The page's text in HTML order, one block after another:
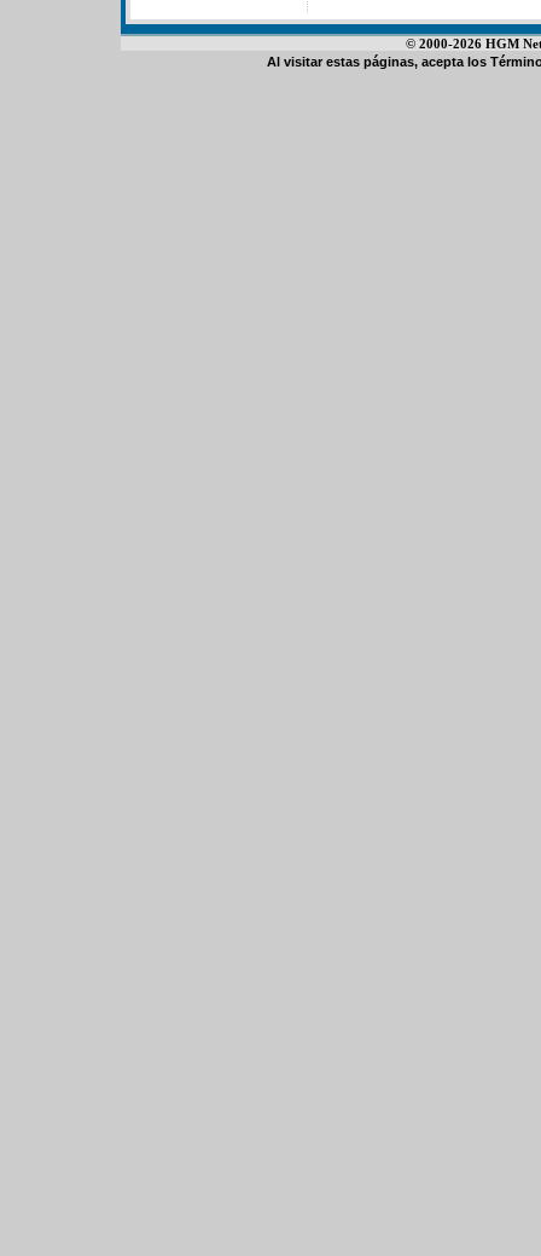
© 2000-2026 HGM
Al visitar estas páginas, acepta los